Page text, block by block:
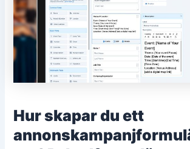
Hur skapar du ett